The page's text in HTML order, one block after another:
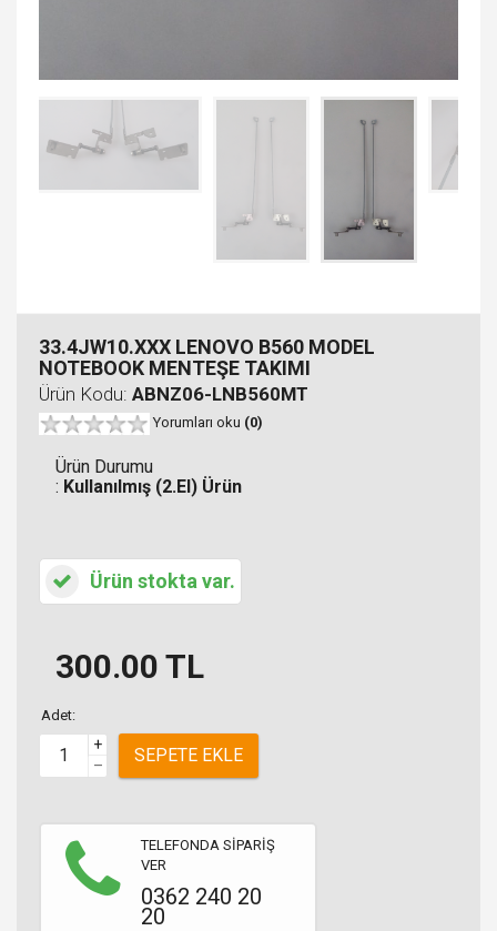
33.4JW10.XXX LENOVO B560 MODEL
NOTEBOOK MENTEŞE TAKIMI
Ürün Kodu: ABNZ06-LNB560MT
Yorumları oku (0)
Ürün Durumu
: Kullanılmış (2.El) Ürün
Ürün stokta var.
300.00 TL
Adet:
+
–
SEPETE EKLE
TELEFONDA SİPARİŞ
VER
0362 240 20
20